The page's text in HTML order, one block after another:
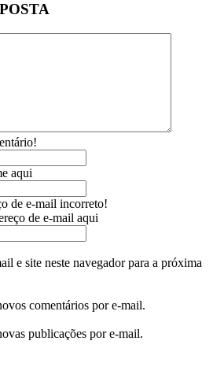
aqui
de e-mail incorreto!
de e-mail aqui
e site neste navegador para a próxima
comentários por e-mail.
publicações por e-mail.